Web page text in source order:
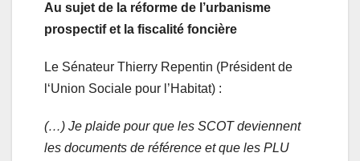
Au sujet de la réforme de l’urbanisme
prospectif et la fiscalité foncière
Le Sénateur Thierry Repentin (Président de
l‘Union Sociale pour l’Habitat) :
(…) Je plaide pour que les SCOT deviennent
les documents de référence et que les PLU